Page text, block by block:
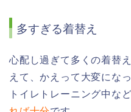
多すぎる着替え
心配し過ぎて多くの着替
えて、かえって大変にな
トイレトレーニング中な